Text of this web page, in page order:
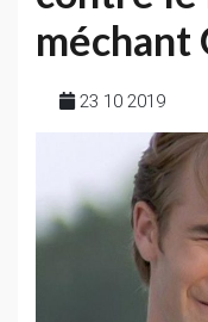
méchant
23 10 2019